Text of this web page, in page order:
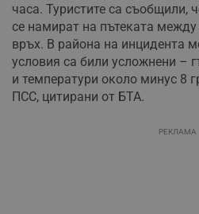
часа. Туристите са съобщили,
се намират на пътеката
връх. В района на инцидента
условия са били усложнени –
и температури около минус 8
ПСС, цитирани от БТА.
РЕКЛАМА